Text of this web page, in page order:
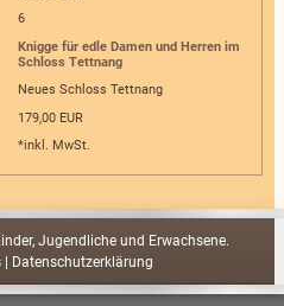
6
Knigge für edle Damen und Herren im
Schloss Tettnang
Neues Schloss Tettnang
179,00 EUR
*inkl. MwSt.
Jugendliche und Erwachsene.
| Datenschutzerklärung